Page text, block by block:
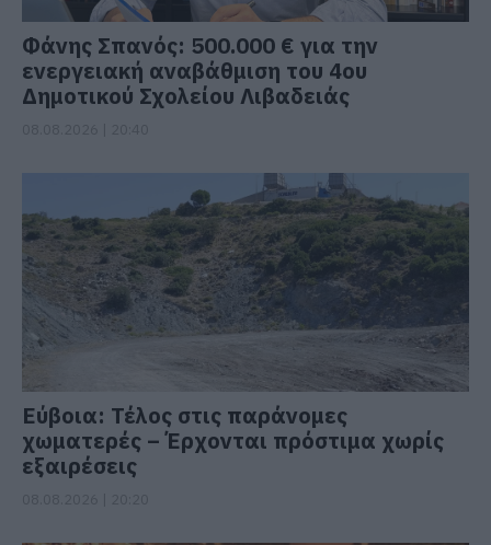
Φάνης Σπανός: 500.000 € για την
ενεργειακή αναβάθμιση του 4ου
Δημοτικού Σχολείου Λιβαδειάς
Εύβοια: Τέλος στις παράνομες
χωματερές – Έρχονται πρόστιμα χωρίς
εξαιρέσεις